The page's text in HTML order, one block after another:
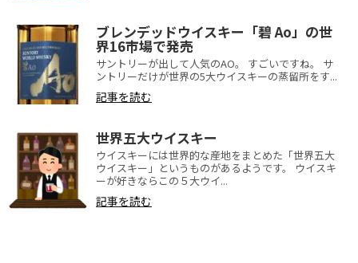
ブレンデッドウイスキー「碧 Ao」の世
界16市場で発売
サントリーが出して人気のAO。 すごいですね。 サ
ントリーだけが世界の5大ウイスキーの蒸留所をす...
記事を読む
世界五大ウイスキー
ウイスキーには世界的な産地をまとめた「世界五大
ウイスキー」というものがあるようです。 ウイスキ
ーが好きならこの５大ウイ...
記事を読む